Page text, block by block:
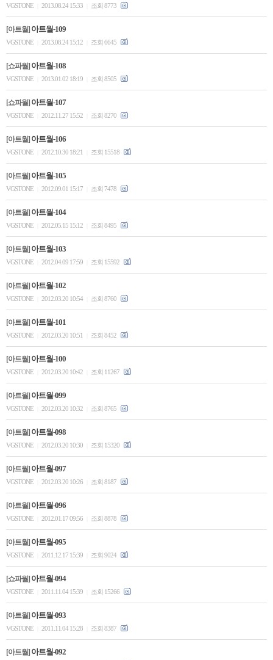
VGSTONE 2013.08.24 15:33 조회 8773
[아트월] 아트월-109
VGSTONE 2013.08.24 15:12 조회 6645
[쇼파월] 아트월-108
VGSTONE 2013.01.02 18:19 조회 8505
[쇼파월] 아트월-107
VGSTONE 2012.11.27 15:52 조회 8270
[아트월] 아트월-106
VGSTONE 2012.10.30 18:21 조회 15518
[아트월] 아트월-105
VGSTONE 2012.09.01 15:17 조회 7478
[아트월] 아트월-104
VGSTONE 2012.05.15 15:12 조회 8495
[아트월] 아트월-103
VGSTONE 2012.04.09 17:59 조회 15592
[아트월] 아트월-102
VGSTONE 2012.03.20 10:54 조회 8760
[아트월] 아트월-101
VGSTONE 2012.03.20 10:51 조회 8452
[아트월] 아트월-100
VGSTONE 2012.03.20 10:42 조회 11267
[아트월] 아트월-099
VGSTONE 2012.03.20 10:32 조회 8765
[아트월] 아트월-098
VGSTONE 2012.03.20 10:30 조회 15320
[아트월] 아트월-097
VGSTONE 2012.03.20 10:26 조회 8187
[아트월] 아트월-096
VGSTONE 2012.01.17 09:56 조회 8878
[아트월] 아트월-095
VGSTONE 2011.12.17 15:39 조회 9024
[쇼파월] 아트월-094
VGSTONE 2011.11.04 15:39 조회 15266
[아트월] 아트월-093
VGSTONE 2011.11.04 15:28 조회 8387
[아트월] 아트월-092